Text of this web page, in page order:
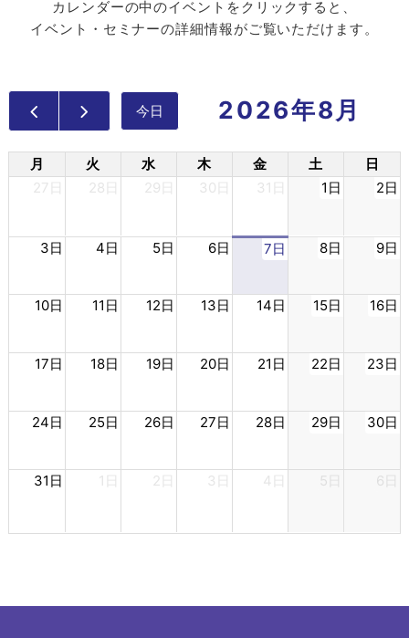
カレンダーの中のイベントをクリックすると、
イベント・セミナーの詳細情報がご覧いただけます。
今日 2026年8月
月 火 水 木 金 土
日
27日
28日 29日 30日 31日 1日 2日
3日 4日 5日 6日 7日 8日 9日
10日 11日 12日 13日 14日 15日 16日
17日 18日 19日 20日 21日 22日 23日
24日 25日 26日 27日 28日 29日 30日
31日 1日 2日 3日 4日 5日 6日